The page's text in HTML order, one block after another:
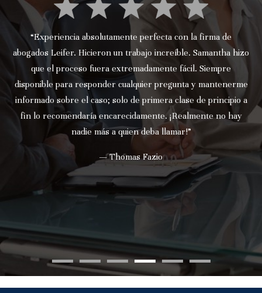
“Experiencia absolutamente perfecta con la firma de
abogados Leifer. Hicieron un trabajo increíble. Samantha hizo
que el proceso fuera extremadamente fácil. Siempre
disponible para responder cualquier pregunta y mantenerme
informado sobre el caso; solo de primera clase de principio a
fin lo recomendaría encarecidamente. ¡Realmente no hay
nadie más a quien deba llamar!”
— Thomas Fazio